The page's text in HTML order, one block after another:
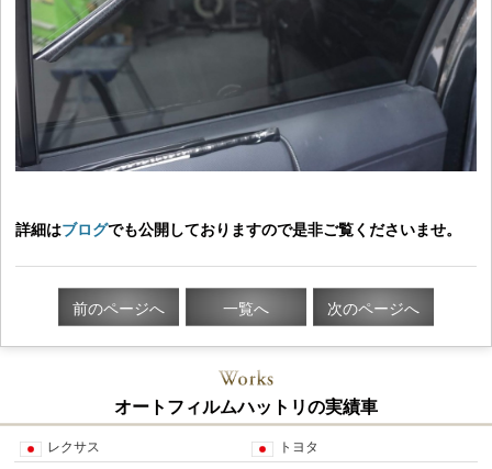
詳細はブログでも公開しておりますので是非ご覧くださいませ。
前のページへ 一覧へ 次のページへ
オートフィルムハットリの実績車
レクサス
トヨタ